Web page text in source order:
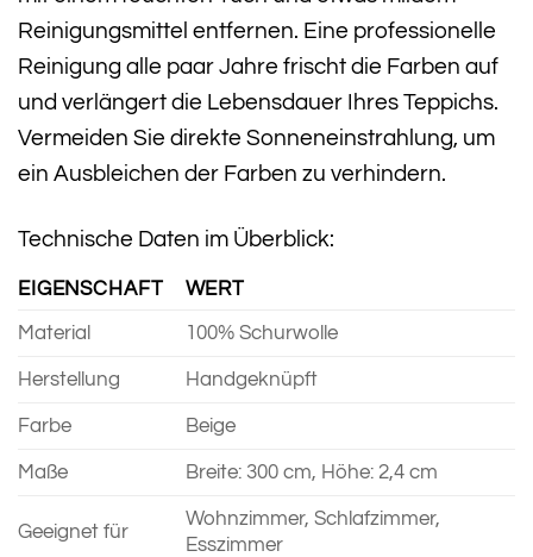
Reinigungsmittel entfernen. Eine professionelle
Reinigung alle paar Jahre frischt die Farben auf
und verlängert die Lebensdauer Ihres Teppichs.
Vermeiden Sie direkte Sonneneinstrahlung, um
ein Ausbleichen der Farben zu verhindern.
Technische Daten im Überblick:
EIGENSCHAFT WERT
Material 100% Schurwolle
Herstellung Handgeknüpft
Farbe Beige
Maße Breite: 300 cm, Höhe: 2,4 cm
Geeignet für
Wohnzimmer, Schlafzimmer,
Esszimmer